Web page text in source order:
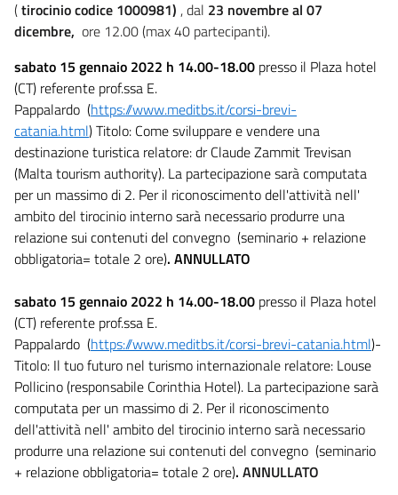
(tirocinio codice 1000981) , dal 23 novembre al 07
dicembre, ore 12.00 (max 40 partecipanti).
sabato 15 gennaio 2022 h 14.00-18.00 presso il Plaza hotel
(CT) referente prof.ssa E.
Pappalardo (https://www.meditbs.it/corsi-brevi-
catania.html) Titolo: Come sviluppare e vendere una
destinazione turistica relatore: dr Claude Zammit Trevisan
(Malta tourism authority). La partecipazione sarà computata
per un massimo di 2. Per il riconoscimento dell'attività nell'
ambito del tirocinio interno sarà necessario produrre una
relazione sui contenuti del convegno (seminario + relazione
obbligatoria= totale 2 ore). ANNULLATO
sabato 15 gennaio 2022 h 14.00-18.00 presso il Plaza hotel
(CT) referente prof.ssa E.
Pappalardo (https://www.meditbs.it/corsi-brevi-catania.html)-
Titolo: Il tuo futuro nel turismo internazionale relatore: Louse
Pollicino (responsabile Corinthia Hotel). La partecipazione sarà
computata per un massimo di 2. Per il riconoscimento
dell'attività nell' ambito del tirocinio interno sarà necessario
produrre una relazione sui contenuti del convegno (seminario
+ relazione obbligatoria= totale 2 ore). ANNULLATO